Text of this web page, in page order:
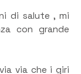
di salute , mi
con grande
via che i giri